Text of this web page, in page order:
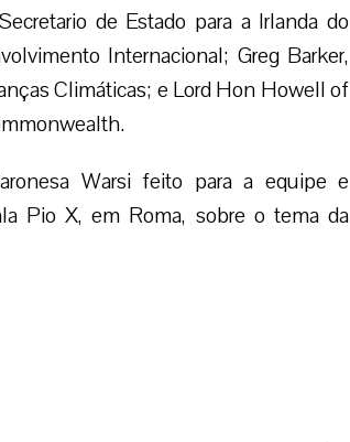
de Estado para a Irlanda do
Internacional; Greg Barker,
Climáticas; e Lord Hon Howell of
Warsi feito para a equipe e
Pio X, em Roma, sobre o tema da